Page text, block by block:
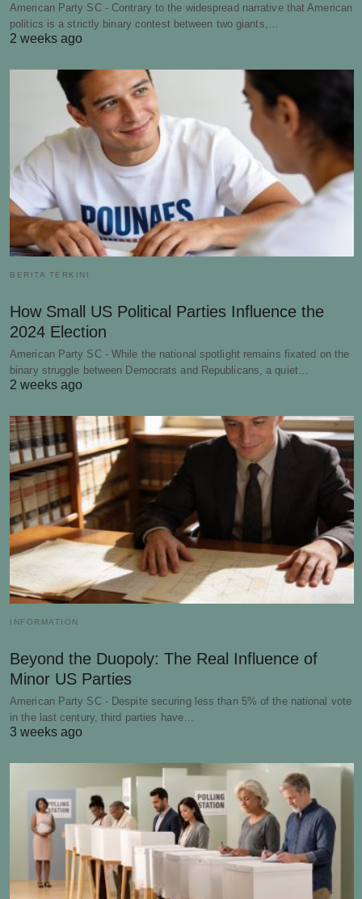
American Party SC - Contrary to the widespread narrative that American
politics is a strictly binary contest between two giants,…
2 weeks ago
BERITA TERKINI
How Small US Political Parties Influence the
2024 Election
American Party SC - While the national spotlight remains fixated on the
binary struggle between Democrats and Republicans, a quiet…
2 weeks ago
INFORMATION
Beyond the Duopoly: The Real Influence of
Minor US Parties
American Party SC - Despite securing less than 5% of the national vote
in the last century, third parties have…
3 weeks ago